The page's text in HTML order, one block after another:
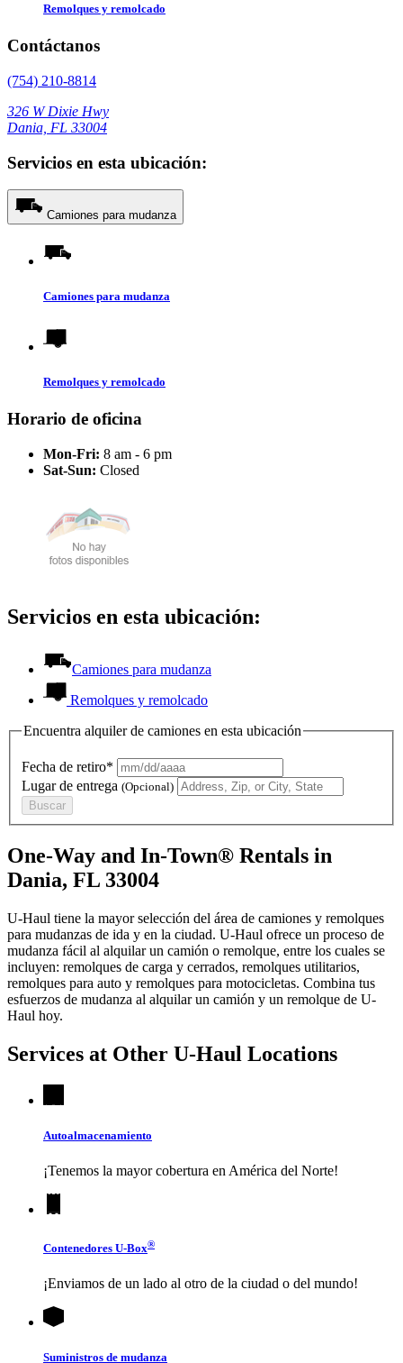
Remolques y remolcado
Contáctanos
(754) 210-8814
326 W Dixie Hwy
Dania, FL 33004
Servicios en esta ubicación:
Camiones para mudanza
Camiones para mudanza
Remolques y remolcado
Horario de oficina
Mon-Fri: 8 am - 6 pm
Sat-Sun: Closed
Servicios en esta ubicación:
Camiones para mudanza
Remolques y remolcado
Encuentra alquiler de camiones en esta ubicación
Fecha de retiro*
Lugar de entrega (Opcional)
Buscar
One-Way and In-Town® Rentals in
Dania, FL 33004
U-Haul tiene la mayor selección del área de camiones y remolques
para mudanzas de ida y en la ciudad. U-Haul ofrece un proceso de
mudanza fácil al alquilar un camión o remolque, entre los cuales se
incluyen: remolques de carga y cerrados, remolques utilitarios,
remolques para auto y remolques para motocicletas. Combina tus
esfuerzos de mudanza al alquilar un camión y un remolque de U-
Haul hoy.
Services at Other U-Haul Locations
Autoalmacenamiento
¡Tenemos la mayor cobertura en América del Norte!
Contenedores U-Box®
¡Enviamos de un lado al otro de la ciudad o del mundo!
Suministros de mudanza